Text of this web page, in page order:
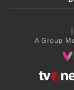
A Group